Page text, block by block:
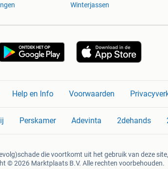
Winterjassen
Help en Info Voorwaarden
Perskamer Adevinta 2dehands
die voortkomt uit het gebruik van deze
© 2026 Marktplaats B.V. Alle rechten voorbehouden.